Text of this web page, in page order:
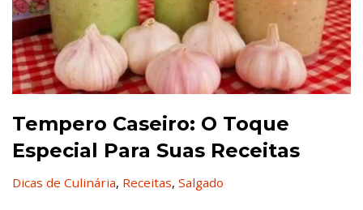
Tempero Caseiro: O Toque
Especial Para Suas Receitas
Dicas de Culinária, Receitas, Salgado